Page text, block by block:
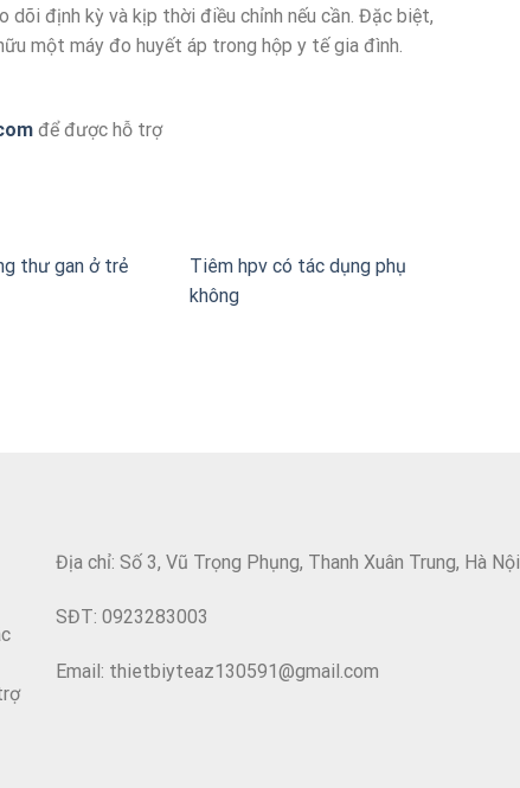
định kỳ và kịp thời điều chỉnh nếu cần. Đặc biệt,
một máy đo huyết áp trong hộp y tế gia đình.
để được hỗ trợ
thư gan ở trẻ
Tiêm hpv có tác dụng phụ
không
Địa chỉ: Số 3, Vũ Trọng Phụng, Thanh Xuân Trung, Hà Nội
SĐT: 0923283003
Email: thietbiyteaz130591@gmail.com